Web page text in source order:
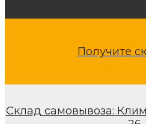
Получите
Склад самовывоза: